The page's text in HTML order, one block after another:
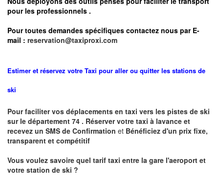
pour les professionnels .
Pour toutes demandes spécifiques contactez nous par E-
mail : reservation@taxiproxi.com
Estimer et réservez votre Taxi pour aller ou quitter les stations de
ski
Pour faciliter vos déplacements en taxi vers les pistes de ski
sur le département 74 . Réserver votre taxi à lavance et
recevez un SMS de Confirmation et Bénéficiez d'un prix fixe,
transparent et compétitif
Vous voulez savoire quel tarif taxi entre la gare l'aeroport et
votre station de ski ?